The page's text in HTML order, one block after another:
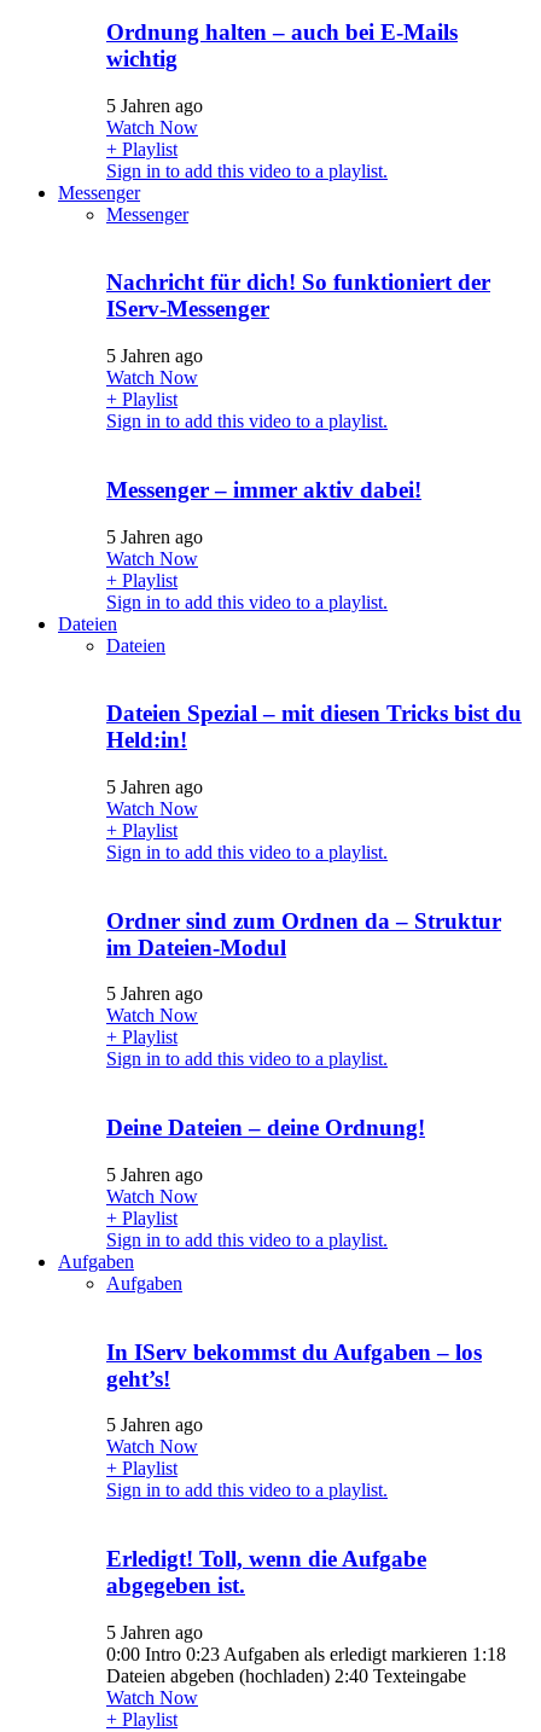
Ordnung halten – auch bei E-Mails
wichtig
5 Jahren ago
Watch Now
+ Playlist
Sign in to add this video to a playlist.
Messenger
Messenger
Nachricht für dich! So funktioniert der
IServ-Messenger
5 Jahren ago
Watch Now
+ Playlist
Sign in to add this video to a playlist.
Messenger – immer aktiv dabei!
5 Jahren ago
Watch Now
+ Playlist
Sign in to add this video to a playlist.
Dateien
Dateien
Dateien Spezial – mit diesen Tricks bist du
Held:in!
5 Jahren ago
Watch Now
+ Playlist
Sign in to add this video to a playlist.
Ordner sind zum Ordnen da – Struktur
im Dateien-Modul
5 Jahren ago
Watch Now
+ Playlist
Sign in to add this video to a playlist.
Deine Dateien – deine Ordnung!
5 Jahren ago
Watch Now
+ Playlist
Sign in to add this video to a playlist.
Aufgaben
Aufgaben
In IServ bekommst du Aufgaben – los
geht’s!
5 Jahren ago
Watch Now
+ Playlist
Sign in to add this video to a playlist.
Erledigt! Toll, wenn die Aufgabe
abgegeben ist.
5 Jahren ago
0:00 Intro 0:23 Aufgaben als erledigt markieren 1:18
Dateien abgeben (hochladen) 2:40 Texteingabe
Watch Now
+ Playlist